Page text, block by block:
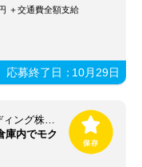
＋交通費全額支給
応募終了日：10月29日
コカ・コーラ ボトラーズジャパンベンディング株式会社【求人番号：84813】
庫内でモク